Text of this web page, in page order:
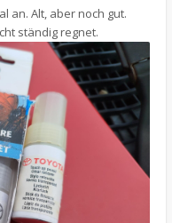
an. Alt, aber noch gut.
ständig regnet.